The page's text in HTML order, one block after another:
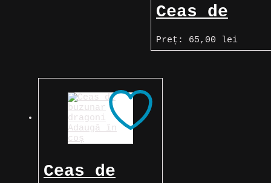
Ceas de
buzunar
încrustat
cu un cerb
Preț: 65,00 lei
Adaugă în
coș
Ceas de